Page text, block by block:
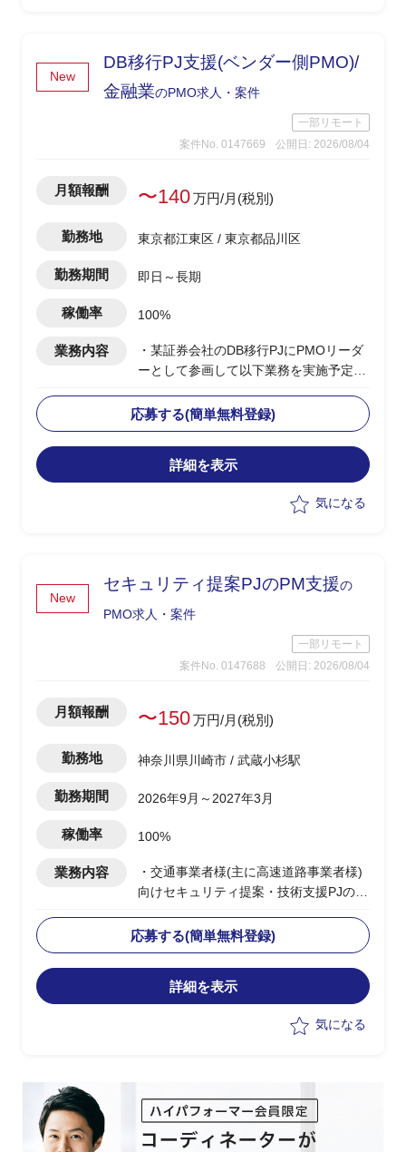
成、ステークホルダーマネジメント
・後続フェーズに向けた要件整理と、開
New
DB移行PJ支援(ベンダー側PMO)/
金融業のPMO求人・案件
一部リモート
案件No. 0147669
公開日: 2026/08/04
月額報酬 〜140万円/月(税別)
勤務地 東京都江東区 / 東京都品川区
勤務期間 即日～長期
稼働率 100%
業務内容
・某証券会社のDB移行PJにPMOリーダ
ーとして参画して以下業務を実施予定
体の進捗管理/情報収集
-開発BP社の進捗状況/障害解消状況/移行
対応状況の総合的な管理
-製造/単体/結合/総合テスト(3パラレル進
-PJ運営ルールの策定/開発環境整備
応募する(簡単無料登録)
詳細を表示
気になる
New
セキュリティ提案PJのPM支援の
PMO求人・案件
一部リモート
案件No. 0147688
公開日: 2026/08/04
月額報酬 〜150万円/月(税別)
勤務地 神奈川県川崎市 / 武蔵小杉駅
勤務期間 2026年9月～2027年3月
稼働率 100%
業務内容
・交通事業者様(主に高速道路事業者様)
向けセキュリティ提案・技術支援PJの推
・複数のセキュリティ提案/設計PJが並
行するため、各案件の整理・進捗管理を
担当
・複数プロジェクト担当者への支援およ
・課題分析、コミュニケーションを重視
応募する(簡単無料登録)
詳細を表示
気になる